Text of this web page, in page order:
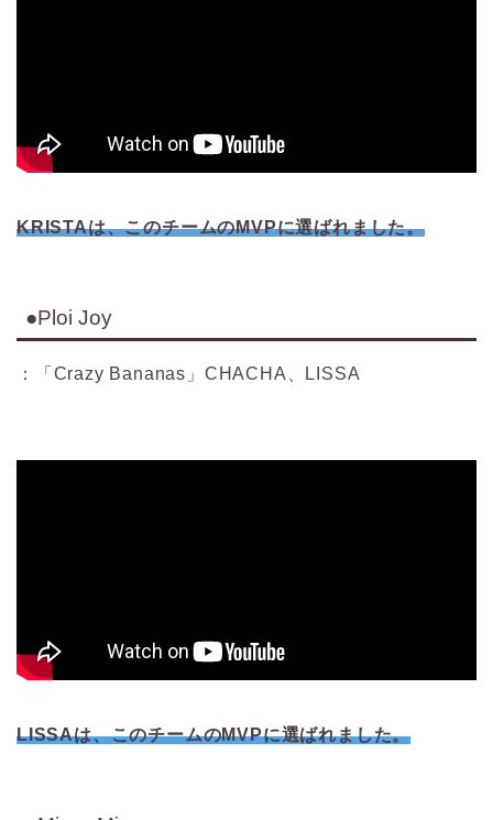
KRISTAは、このチームのMVPに選ばれました。
●Ploi Joy
：「Crazy Bananas」CHACHA、LISSA
LISSAは、このチームのMVPに選ばれました。